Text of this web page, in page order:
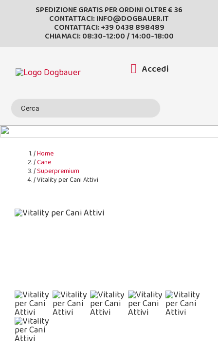
SPEDIZIONE GRATIS PER ORDINI OLTRE € 36
CONTATTACI: INFO@DOGBAUER.IT
CONTATTACI:+39 0438 898489
CHIAMACI: 08:30-12:00 / 14:00-18:00
Accedi
Home
Cane
Superpremium
Vitality per Cani Attivi